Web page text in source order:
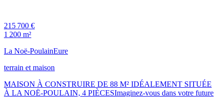
215 700 €
1 200 m²
La Noë-PoulainEure
terrain et maison
MAISON À CONSTRUIRE DE 88 M² IDÉALEMENT SITUÉE
À LA NOË-POULAIN, 4 PIÈCESImaginez-vous dans votre future